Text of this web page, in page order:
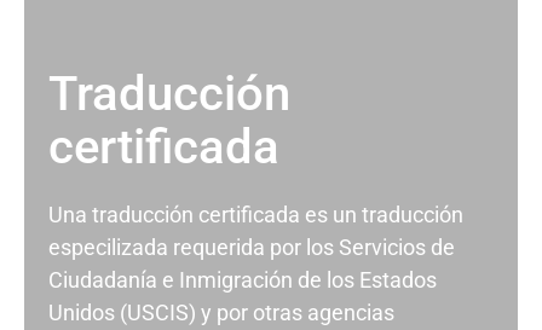
Traducción
certificada
Una traducción certificada es un traducción
especilizada requerida por los Servicios de
Ciudadanía e Inmigración de los Estados
Unidos (USCIS) y por otras agencias